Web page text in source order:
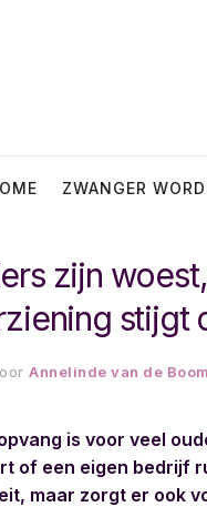
ZWANGER
zijn
stijgt
Annelinde van de Boom
is voor veel
of een eigen bedrijf
maar zorgt er ook